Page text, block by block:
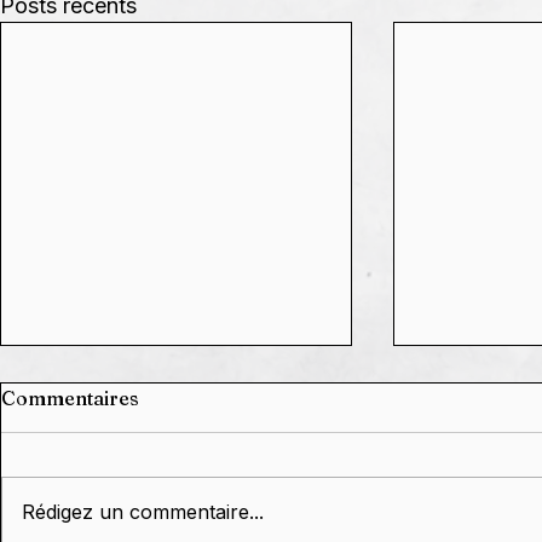
Posts récents
Commentaires
Rédigez un commentaire...